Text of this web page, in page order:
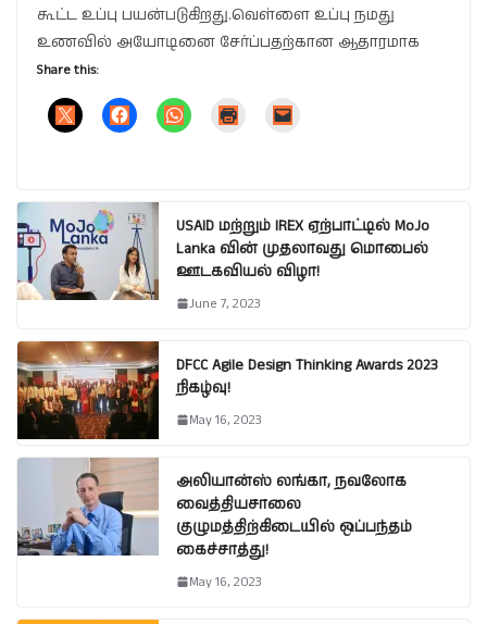
கூட்ட உப்பு பயன்படுகிறது.வெள்ளை உப்பு நமது
உணவில் அயோடினை சேர்ப்பதற்கான ஆதாரமாக
Share this:
USAID மற்றும் IREX ஏற்பாட்டில் MoJo
Lanka வின் முதலாவது மொபைல்
ஊடகவியல் விழா!
June 7, 2023
DFCC Agile Design Thinking Awards 2023
நிகழ்வு!
May 16, 2023
அலியான்ஸ் லங்கா, நவலோக
வைத்தியசாலை
குழுமத்திற்கிடையில் ஒப்பந்தம்
கைச்சாத்து!
May 16, 2023